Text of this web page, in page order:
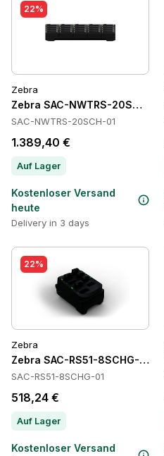
22%
Zebra
Zebra SAC-NWTRS-20SCH-
SAC-NWTRS-20SCH-01
1.389,40 €
Auf Lager
Kostenloser Versand
heute
Delivery in 3 days
22%
Zebra
Zebra SAC-RS51-8SCHG-01
SAC-RS51-8SCHG-01
518,24 €
Auf Lager
Kostenloser Versand